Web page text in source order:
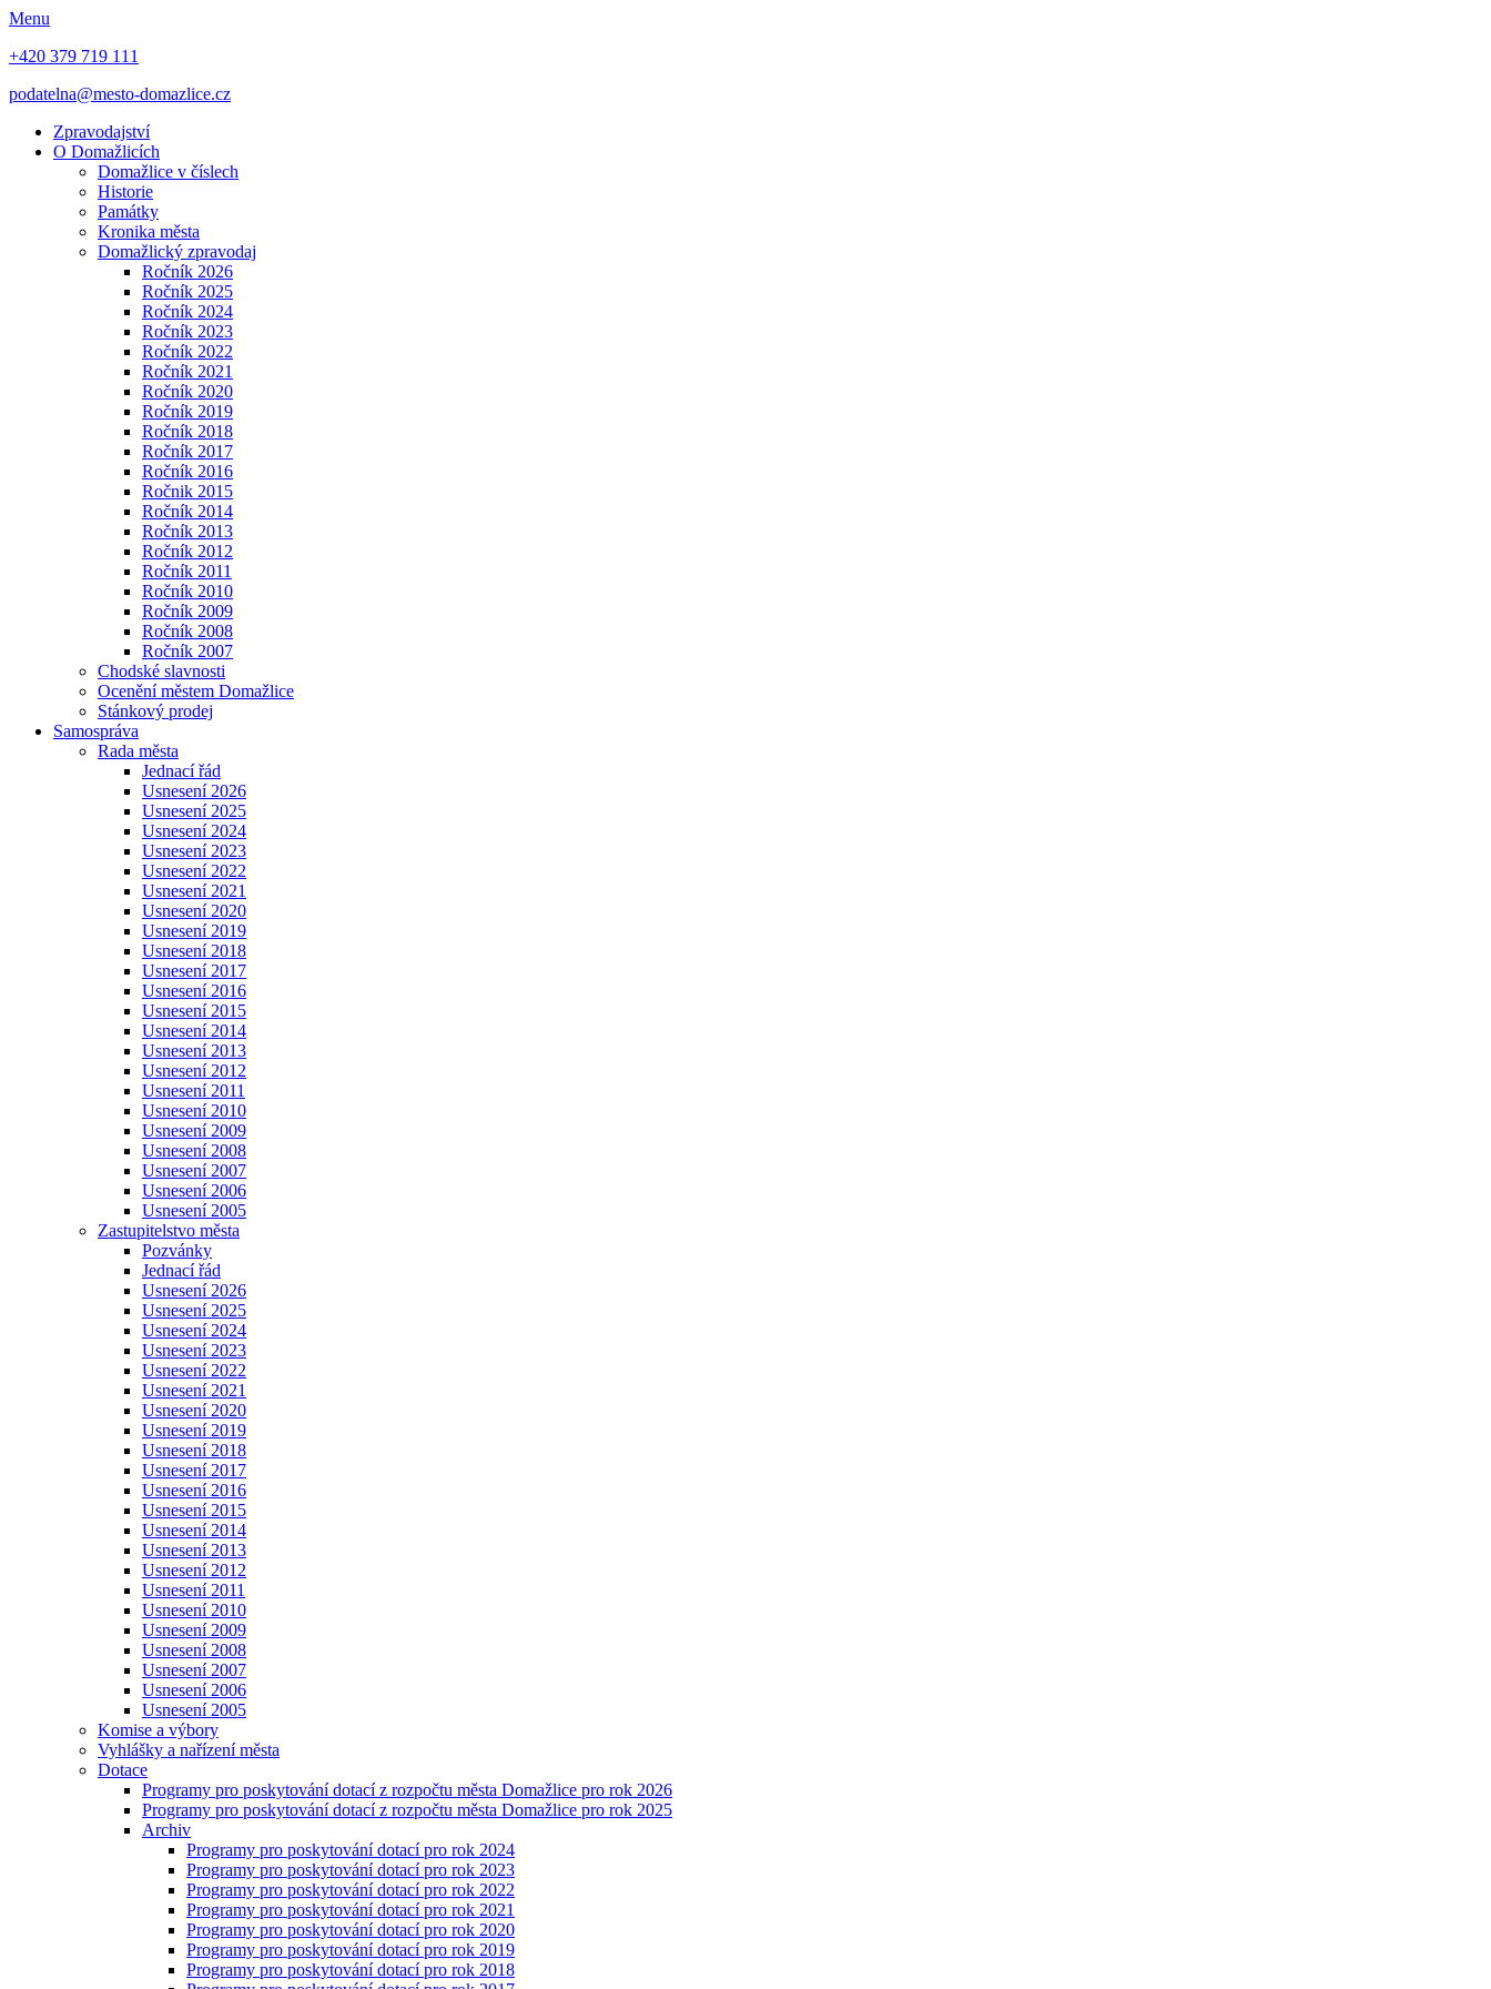
Menu
+420 379 719 111
podatelna@mesto-domazlice.cz
Zpravodajství
O Domažlicích
Domažlice v číslech
Historie
Památky
Kronika města
Domažlický zpravodaj
Ročník 2026
Ročník 2025
Ročník 2024
Ročník 2023
Ročník 2022
Ročník 2021
Ročník 2020
Ročník 2019
Ročník 2018
Ročník 2017
Ročník 2016
Ročnik 2015
Ročník 2014
Ročník 2013
Ročník 2012
Ročník 2011
Ročník 2010
Ročník 2009
Ročník 2008
Ročník 2007
Chodské slavnosti
Ocenění městem Domažlice
Stánkový prodej
Samospráva
Rada města
Jednací řád
Usnesení 2026
Usnesení 2025
Usnesení 2024
Usnesení 2023
Usnesení 2022
Usnesení 2021
Usnesení 2020
Usnesení 2019
Usnesení 2018
Usnesení 2017
Usnesení 2016
Usnesení 2015
Usnesení 2014
Usnesení 2013
Usnesení 2012
Usnesení 2011
Usnesení 2010
Usnesení 2009
Usnesení 2008
Usnesení 2007
Usnesení 2006
Usnesení 2005
Zastupitelstvo města
Pozvánky
Jednací řád
Usnesení 2026
Usnesení 2025
Usnesení 2024
Usnesení 2023
Usnesení 2022
Usnesení 2021
Usnesení 2020
Usnesení 2019
Usnesení 2018
Usnesení 2017
Usnesení 2016
Usnesení 2015
Usnesení 2014
Usnesení 2013
Usnesení 2012
Usnesení 2011
Usnesení 2010
Usnesení 2009
Usnesení 2008
Usnesení 2007
Usnesení 2006
Usnesení 2005
Komise a výbory
Vyhlášky a nařízení města
Dotace
Programy pro poskytování dotací z rozpočtu města Domažlice pro rok 2026
Programy pro poskytování dotací z rozpočtu města Domažlice pro rok 2025
Archiv
Programy pro poskytování dotací pro rok 2024
Programy pro poskytování dotací pro rok 2023
Programy pro poskytování dotací pro rok 2022
Programy pro poskytování dotací pro rok 2021
Programy pro poskytování dotací pro rok 2020
Programy pro poskytování dotací pro rok 2019
Programy pro poskytování dotací pro rok 2018